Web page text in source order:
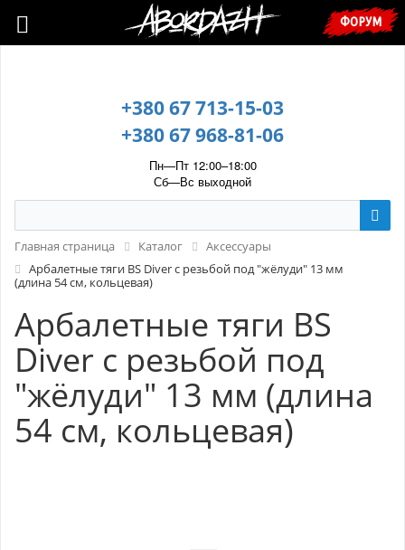
🇺🇦 У зв’язку з воєнним станом, прохання уточнювати ціну та
наявність у менеджера. 🇺🇦
+380 67 713-15-03
+380 67 968-81-06
Пн—Пт 12:00–18:00
Сб—Вс выходной
ФОРУМ
Главная страница Каталог
Аксессуары
Арбалетные тяги BS Diver с резьбой под "жёлуди" 13 мм
(длина 54 см, кольцевая)
Арбалетные тяги BS
Diver с резьбой под
"жёлуди" 13 мм (длина
54 см, кольцевая)